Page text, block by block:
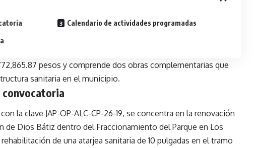
Calendario de actividades programadas
pesos y comprende dos obras complementarias que
sanitaria en el municipio.
convocatoria
la clave JAP-OP-ALC-CP-26-19, se concentra en la renovación
de Dios Bátiz dentro del Fraccionamiento del Parque en Los
de una atarjea sanitaria de 10 pulgadas en el tramo